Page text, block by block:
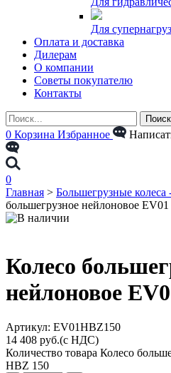
Для
Оплата и доставка
Дилерам
О компании
Советы покупателю
Контакты
0 Корзина Избранное
0
Главная > Большегрузные
большегрузное нейлоновое
Колесо
нейлоновое
Aртикул: EV01HBZ150
14 408 руб.(с НДС)
Количество товара Колесо
HBZ 150